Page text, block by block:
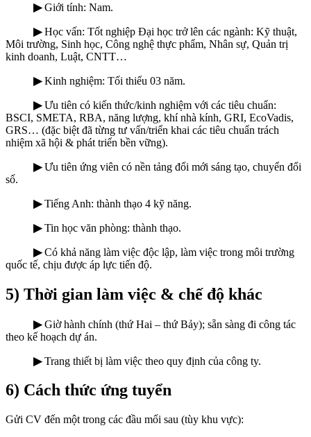
▶Giới tính: Nam.
▶Học vấn: Tốt nghiệp Đại học trở lên các ngành: Kỹ thuật,
Môi trường, Sinh học, Công nghệ thực phẩm, Nhân sự, Quản trị
kinh doanh, Luật, CNTT…
▶Kinh nghiệm: Tối thiểu 03 năm.
▶Ưu tiên có kiến thức/kinh nghiệm với các tiêu chuẩn:
BSCI, SMETA, RBA, năng lượng, khí nhà kính, GRI, EcoVadis,
GRS… (đặc biệt đã từng tư vấn/triển khai các tiêu chuẩn trách
nhiệm xã hội & phát triển bền vững).
▶Ưu tiên ứng viên có nền tảng đổi mới sáng tạo, chuyển đổi
số.
▶Tiếng Anh: thành thạo 4 kỹ năng.
▶Tin học văn phòng: thành thạo.
▶Có khả năng làm việc độc lập, làm việc trong môi trường
quốc tế, chịu được áp lực tiến độ.
5) Thời gian làm việc & chế độ khác
▶Giờ hành chính (thứ Hai – thứ Bảy); sẵn sàng đi công tác
theo kế hoạch dự án.
▶Trang thiết bị làm việc theo quy định của công ty.
6) Cách thức ứng tuyển
Gửi CV đến một trong các đầu mối sau (tùy khu vực):